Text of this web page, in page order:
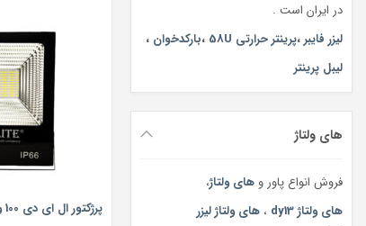
در ایران است .
لیزر فایبر،پرینتر حرارتی 58U ،بارکدخوان ،
لیبل پرینتر
های ولتاژ
فروش انواع پاور و های ولتاژ،
های ولتاژ dy13
، های ولتاژ لیزر پرژکتور ال ای دی 100 وات ای لایت کد IP66